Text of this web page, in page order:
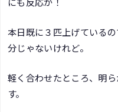
本日既に３匹上げている
分じゃないけれど。
軽く合わせたところ、明
す。